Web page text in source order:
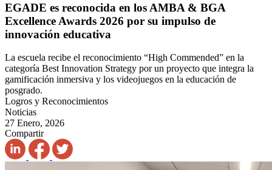
EGADE es reconocida en los AMBA & BGA
Excellence Awards 2026 por su impulso de
innovación educativa
La escuela recibe el reconocimiento “High Commended” en la
categoría Best Innovation Strategy por un proyecto que integra la
gamificación inmersiva y los videojuegos en la educación de
posgrado.
Logros y Reconocimientos
Noticias
27 Enero, 2026
Compartir